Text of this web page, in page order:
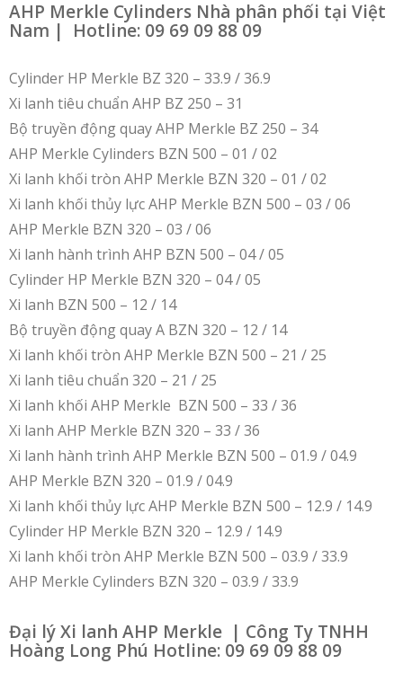
AHP Merkle Cylinders Nhà phân phối tại Việt
Nam | Hotline: 09 69 09 88 09
Cylinder HP Merkle BZ 320 – 33.9 / 36.9
Xi lanh tiêu chuẩn AHP BZ 250 – 31
Bộ truyền động quay AHP Merkle BZ 250 – 34
AHP Merkle Cylinders BZN 500 – 01 / 02
Xi lanh khối tròn AHP Merkle BZN 320 – 01 / 02
Xi lanh khối thủy lực AHP Merkle BZN 500 – 03 / 06
AHP Merkle BZN 320 – 03 / 06
Xi lanh hành trình AHP BZN 500 – 04 / 05
Cylinder HP Merkle BZN 320 – 04 / 05
Xi lanh BZN 500 – 12 / 14
Bộ truyền động quay A BZN 320 – 12 / 14
Xi lanh khối tròn AHP Merkle BZN 500 – 21 / 25
Xi lanh tiêu chuẩn 320 – 21 / 25
Xi lanh khối AHP Merkle BZN 500 – 33 / 36
Xi lanh AHP Merkle BZN 320 – 33 / 36
Xi lanh hành trình AHP Merkle BZN 500 – 01.9 / 04.9
AHP Merkle BZN 320 – 01.9 / 04.9
Xi lanh khối thủy lực AHP Merkle BZN 500 – 12.9 / 14.9
Cylinder HP Merkle BZN 320 – 12.9 / 14.9
Xi lanh khối tròn AHP Merkle BZN 500 – 03.9 / 33.9
AHP Merkle Cylinders BZN 320 – 03.9 / 33.9
Đại lý Xi lanh AHP Merkle | Công Ty TNHH
Hoàng Long Phú Hotline: 09 69 09 88 09